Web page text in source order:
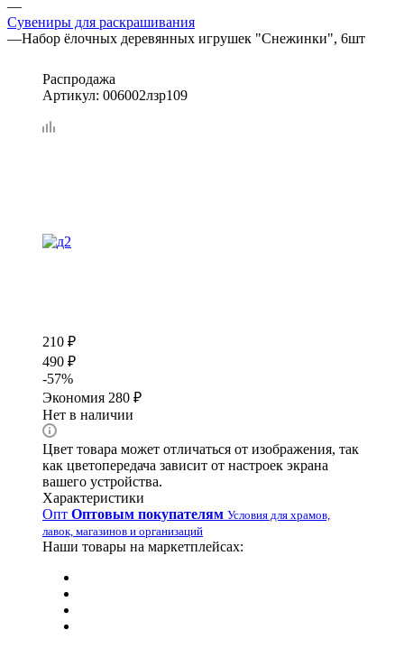
—
Сувениры для раскрашивания
—Набор ёлочных деревянных игрушек "Снежинки", 6шт
Распродажа
Артикул: 006002лзр109
210 ₽
490 ₽
-57%
Экономия 280 ₽
Нет в наличии
Цвет товара может отличаться от изображения, так
как цветопередача зависит от настроек экрана
вашего устройства.
Характеристики
Опт Оптовым покупателям Условия для храмов,
лавок, магазинов и организаций
Наши товары на маркетплейсах: